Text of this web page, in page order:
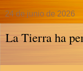
24 de junio de 2026
La Tierra ha